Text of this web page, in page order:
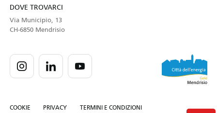
DOVE TROVARCI
Via Municipio, 13
CH-6850 Mendrisio
COOKIE PRIVACY TERMINI E CONDIZIONI